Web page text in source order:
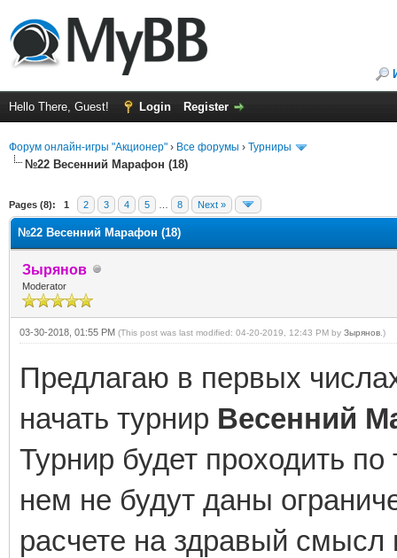
Hello There, Guest! Login Register
Форум онлайн-игры "Акционер" › Все форумы › Турниры
№22 Весенний Марафон (18)
Pages (8): 1 2 3 4 5 8 Next »
№22 Весенний Марафон (18)
Зырянов
Moderator
03-30-2018, 01:55 PM (This post was last modified: 04-20-2019, 12:43 PM by Зырянов .)
Предлагаю в первых
начать турнир Весенний
Турнир будет проходить
нем не будут даны
расчете на здравый смысл